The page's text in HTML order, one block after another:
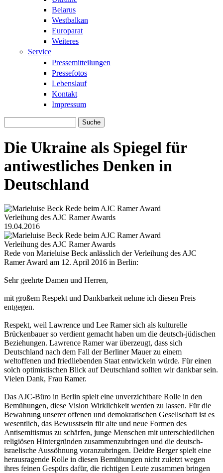
Belarus
Westbalkan
Europarat
Weiteres
Service
Pressemitteilungen
Pressefotos
Lebenslauf
Kontakt
Impressum
Die Ukraine als Spiegel für
antiwestliches Denken in
Deutschland
160412_ramer_award.jpg
Verleihung des AJC Ramer Awards
19.04.2016
160412_ramer_award.jpg
Verleihung des AJC Ramer Awards
Rede von Marieluise Beck anlässlich der Verleihung des AJC
Ramer Award am 12. April 2016 in Berlin:
Sehr geehrte Damen und Herren,
mit großem Respekt und Dankbarkeit nehme ich diesen Preis
entgegen.
Respekt, weil Lawrence und Lee Ramer sich als kulturelle
Brückenbauer so verdient gemacht haben um die deutsch-jüdischen
Beziehungen. Lawrence Ramer war überzeugt, dass sich
Deutschland nach dem Fall der Berliner Mauer zu einem
weltoffenen und friedliebenden Staat entwickeln würde. Für einen
solch optimistischen Blick auf Deutschland sollten wir dankbar sein.
Vielen Dank, Frau Ramer.
Das AJC-Büro in Berlin spielt eine unverzichtbare Rolle in den
Bemühungen, diese Vision Wirklichkeit werden zu lassen. Für die
Bewahrung unserer offenen und demokratischen Gesellschaft ist es
wesentlich, das Bewusstsein für alte und neue Formen des
Antisemitismus zu schärfen, junge Menschen mit unterschiedlichen
religiösen Hintergründen zusammenzubringen und die deutsch-
israelische Aussöhnung voranzubringen. Deidre Berger spielt eine
herausragende Rolle in diesen Bemühungen nicht zuletzt wegen
ihres feinen Gespürs dafür, die richtigen Leute zusammen bringen